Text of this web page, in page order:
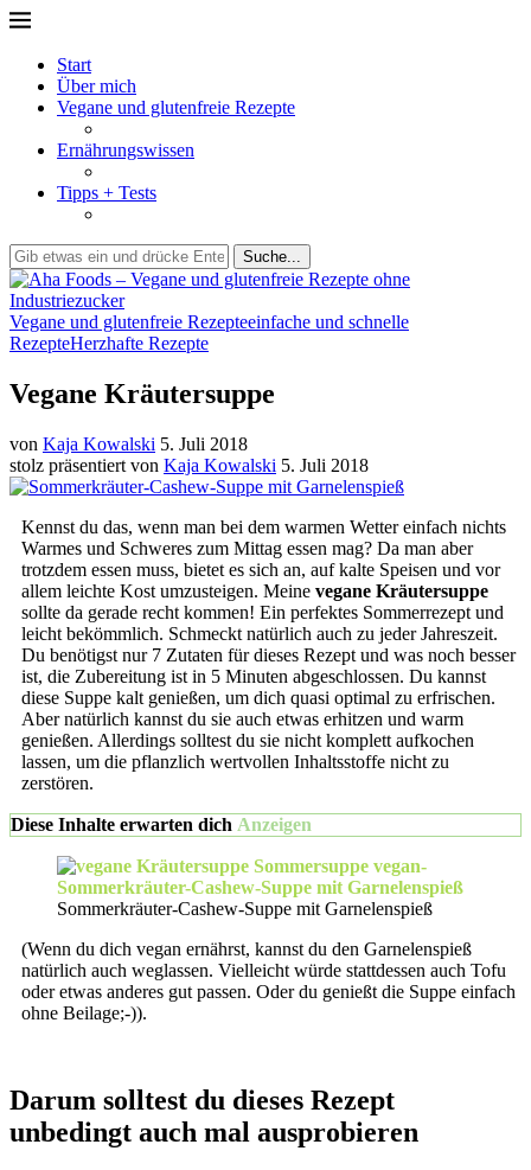
Start
Über mich
Vegane und glutenfreie Rezepte
Ernährungswissen
Tipps + Tests
Suche...
Vegane und glutenfreie Rezepteeinfache und schnelle
RezepteHerzhafte Rezepte
Vegane Kräutersuppe
von Kaja Kowalski 5. Juli 2018
stolz präsentiert von Kaja Kowalski 5. Juli 2018
Kennst du das, wenn man bei dem warmen Wetter einfach nichts
Warmes und Schweres zum Mittag essen mag? Da man aber
trotzdem essen muss, bietet es sich an, auf kalte Speisen und vor
allem leichte Kost umzusteigen. Meine vegane Kräutersuppe
sollte da gerade recht kommen! Ein perfektes Sommerrezept und
leicht bekömmlich. Schmeckt natürlich auch zu jeder Jahreszeit.
Du benötigst nur 7 Zutaten für dieses Rezept und was noch besser
ist, die Zubereitung ist in 5 Minuten abgeschlossen. Du kannst
diese Suppe kalt genießen, um dich quasi optimal zu erfrischen.
Aber natürlich kannst du sie auch etwas erhitzen und warm
genießen. Allerdings solltest du sie nicht komplett aufkochen
lassen, um die pflanzlich wertvollen Inhaltsstoffe nicht zu
zerstören.
Diese Inhalte erwarten dich Anzeigen
Sommerkräuter-Cashew-Suppe mit Garnelenspieß
(Wenn du dich vegan ernährst, kannst du den Garnelenspieß
natürlich auch weglassen. Vielleicht würde stattdessen auch Tofu
oder etwas anderes gut passen. Oder du genießt die Suppe einfach
ohne Beilage;-)).
Darum solltest du dieses Rezept
unbedingt auch mal ausprobieren